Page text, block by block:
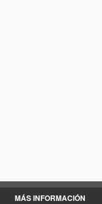
MÁS INFORMACIÓN